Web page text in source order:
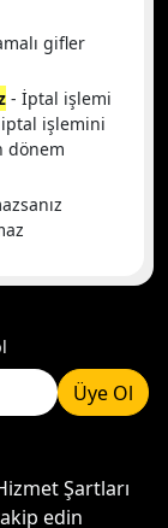
gifler
- İptal işlemi
iptal işlemini
dönem
Üye Ol
Şartları
edin